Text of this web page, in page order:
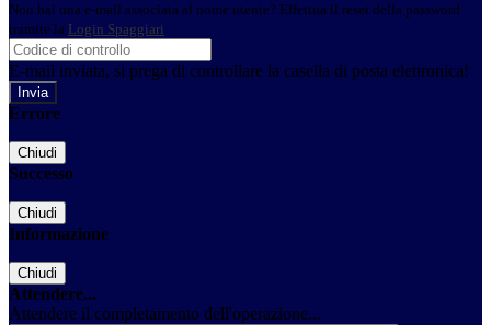
Non hai una e-mail associata al nome utente? Effettua il reset della password
tramite la Login Spaggiari
E-mail inviata, si prega di controllare la casella di posta elettronica!
Errore
Chiudi
Successo
Chiudi
Informazione
Chiudi
Attendere...
Attendere il completamento dell'operazione...